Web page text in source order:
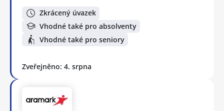
Zkrácený úvazek
Vhodné také pro absolventy
Vhodné také pro seniory
Zveřejněno: 4. srpna